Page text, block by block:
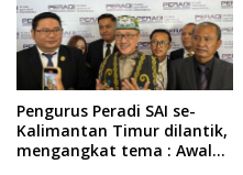
Pengurus Peradi SAI se-
Kalimantan Timur dilantik,
mengangkat tema : Awal